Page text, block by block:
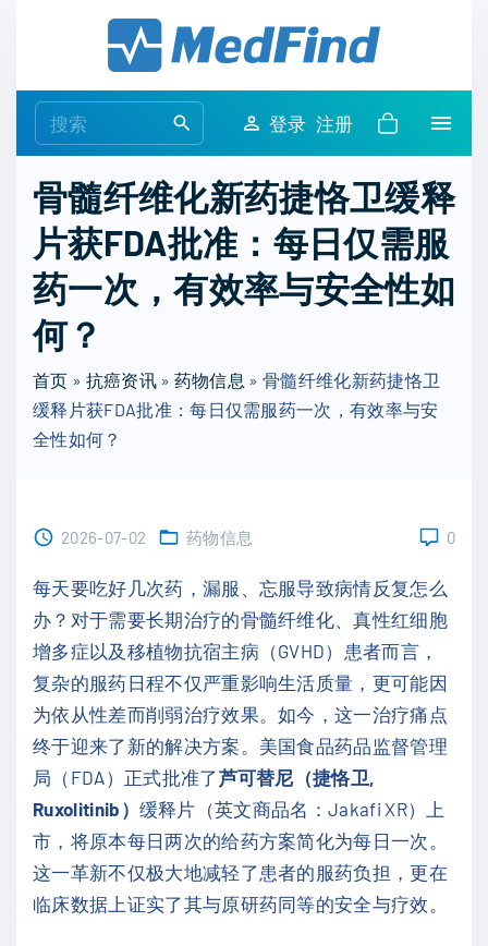
e
r
c
h
f
:
登录 注册
骨髓纤维化新药捷恪卫缓释
片获FDA批准：每日仅需服
药一次，有效率与安全性如
何？
首页 » 抗癌资讯» 药物信息 »骨髓纤维化新药捷恪卫
缓释片获FDA批准：每日仅需服药一次，有效率与安
全性如何？
2026-07-02 药物信息 0
每天要吃好几次药，漏服、忘服导致病情反复怎么
办？对于需要长期治疗的骨髓纤维化、真性红细胞
增多症以及移植物抗宿主病（GVHD）患者而言，
复杂的服药日程不仅严重影响生活质量，更可能因
为依从性差而削弱治疗效果。如今，这一治疗痛点
终于迎来了新的解决方案。美国食品药品监督管理
局（FDA）正式批准了芦可替尼（捷恪卫,
Ruxolitinib） 缓释片（英文商品名：Jakafi XR）上
市，将原本每日两次的给药方案简化为每日一次。
这一革新不仅极大地减轻了患者的服药负担，更在
临床数据上证实了其与原研药同等的安全与疗效。